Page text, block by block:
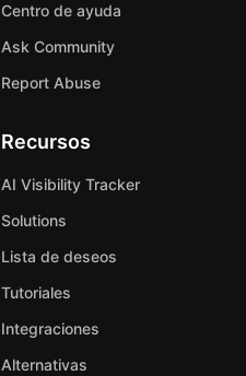
Centro de ayuda
Ask Community
Report Abuse
Recursos
AI Visibility Tracker
Solutions
Lista de deseos
Tutoriales
Integraciones
Alternativas